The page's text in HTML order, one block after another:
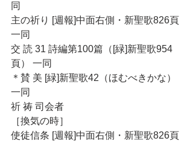
同
主の祈り [週報]中面右側・新聖歌826頁
一同
交 読 31 詩編第100篇（[緑]新聖歌954
頁） 一同
＊賛 美 [緑]新聖歌42（ほむべきかな）
一同
祈 祷 司会者
［換気の時］
使徒信条 [週報]中面右側・新聖歌826頁